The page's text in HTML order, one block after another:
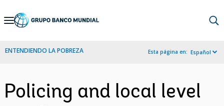
Skip
Navigation
ENTENDIENDO LA POBREZA Esta página en: Español
Policing and local level